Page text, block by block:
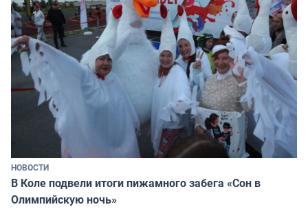
НОВОСТИ
В Коле подвели итоги пижамного забега «Сон в
Олимпийскую ночь»